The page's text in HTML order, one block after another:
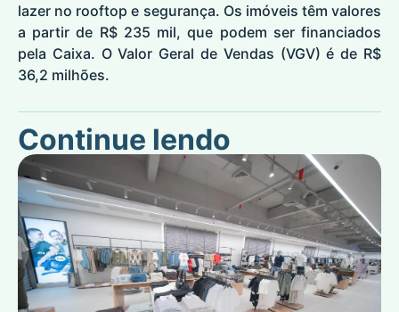
lazer no rooftop e segurança. Os imóveis têm valores
a partir de R$ 235 mil, que podem ser financiados
pela Caixa. O Valor Geral de Vendas (VGV) é de R$
36,2 milhões.
Continue lendo